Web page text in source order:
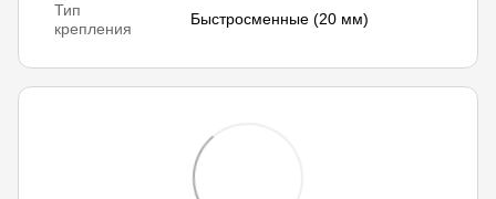
Тип
крепления
Быстросменные (20 мм)